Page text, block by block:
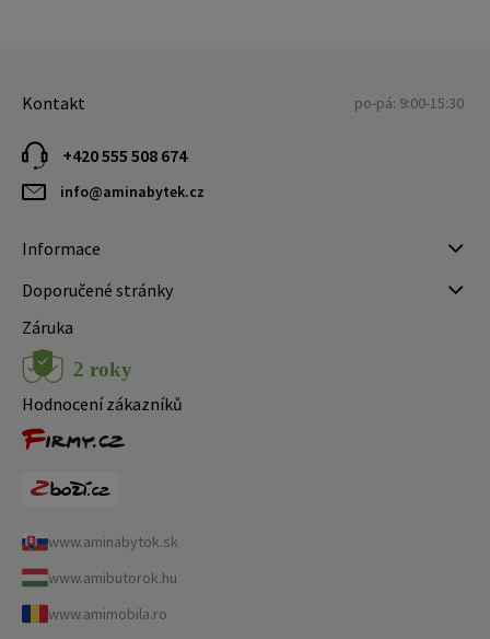
Kontakt po-pá: 9:00-15:30
+420 555 508 674
info@aminabytek.cz
Informace
Doporučené stránky
Záruka
Hodnocení zákazníků
www.aminabytok.sk
www.amibutorok.hu
www.amimobila.ro